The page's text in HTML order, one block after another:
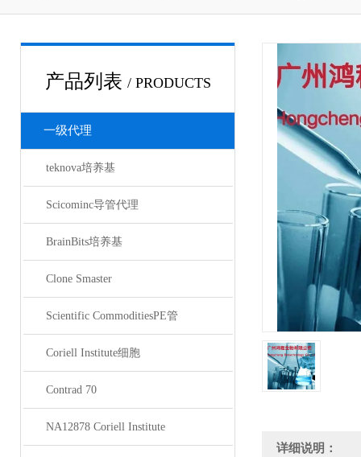
产品列表 / PRODUCTS
一级代理
teknova培养基
Scicominc导管代理
BrainBits培养基
Clone Smaster
Scientific CommoditiesPE管
Coriell Institute细胞
Contrad 70
NA12878 Coriell Institute
详细说明：